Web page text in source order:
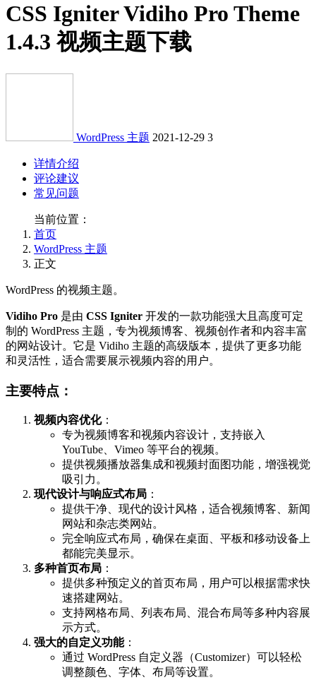
CSS Igniter Vidiho Pro Theme
1.4.3 视频主题下载
WordPress 主题 2021-12-29 3
详情介绍
评论建议
常见问题
当前位置：
首页
WordPress 主题
正文
WordPress 的视频主题。
Vidiho Pro 是由 CSS Igniter 开发的一款功能强大且高度可定
制的 WordPress 主题，专为视频博客、视频创作者和内容丰富
的网站设计。它是 Vidiho 主题的高级版本，提供了更多功能
和灵活性，适合需要展示视频内容的用户。
主要特点：
视频内容优化：
专为视频博客和视频内容设计，支持嵌入
YouTube、Vimeo 等平台的视频。
提供视频播放器集成和视频封面图功能，增强视觉
吸引力。
现代设计与响应式布局 ：
提供干净、现代的设计风格，适合视频博客、新闻
网站和杂志类网站。
完全响应式布局，确保在桌面、平板和移动设备上
都能完美显示。
多种首页布局 ：
提供多种预定义的首页布局，用户可以根据需求快
速搭建网站。
支持网格布局、列表布局、混合布局等多种内容展
示方式。
强大的自定义功能：
通过 WordPress 自定义器（Customizer）可以轻松
调整颜色、字体、布局等设置。